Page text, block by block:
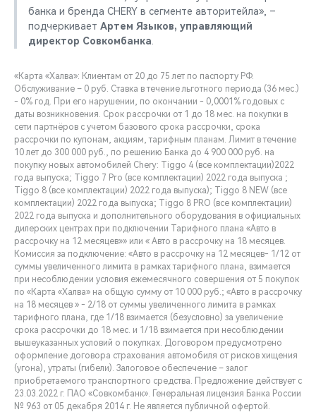
банка и бренда CHERY в сегменте авторитейла», –
подчеркивает Артем Языков, управляющий
директор Совкомбанка
«Карта «Халва»: Клиентам от 20 до 75 лет по паспорту РФ.
Обслуживание – 0 руб. Ставка в течение льготного периода (36 мес.)
- 0% год. При его нарушении, по окончании - 0,0001% годовых с
даты возникновения. Срок рассрочки от 1 до 18 мес. на покупки в
сети партнёров с учетом базового срока рассрочки, срока
рассрочки по купонам, акциям, тарифным планам. Лимит в течение
10 лет до 300 000 руб., по решению Банка до 4 900 000 руб. на
покупку новых автомобилей Chery: Tiggo 4 (все комплектации)2022
года выпуска; Tiggo 7 Pro (все комплектации) 2022 года выпуска ;
Tiggo 8 (все комплектации) 2022 года выпуска); Tiggo 8 NEW (все
комплектации) 2022 года выпуска; Tiggo 8 PRO (все комплектации)
2022 года выпуска и дополнительного оборудования в официальных
дилерских центрах при подключении Тарифного плана «Авто в
рассрочку на 12 месяцев»» или « Авто в рассрочку на 18 месяцев.
Комиссия за подключение: «Авто в рассрочку на 12 месяцев- 1/12 от
суммы увеличенного лимита в рамках тарифного плана, взимается
при несоблюдении условия ежемесячного совершения от 5 покупок
по «Карта «Халва» на общую сумму от 10 000 руб.; «Авто в рассрочку
на 18 месяцев » - 2/18 от суммы увеличенного лимита в рамках
тарифного плана, где 1/18 взимается (безусловно) за увеличение
срока рассрочки до 18 мес. и 1/18 взимается при несоблюдении
вышеуказанных условий о покупках. Договором предусмотрено
оформление договора страхования автомобиля от рисков хищения
(угона), утраты (гибели). Залоговое обеспечение – залог
приобретаемого транспортного средства. Предложение действует c
23.03.2022 г. ПАО «Совкомбанк». Генеральная лицензия Банка России
№ 963 от 05 декабря 2014 г. Не является публичной офертой.